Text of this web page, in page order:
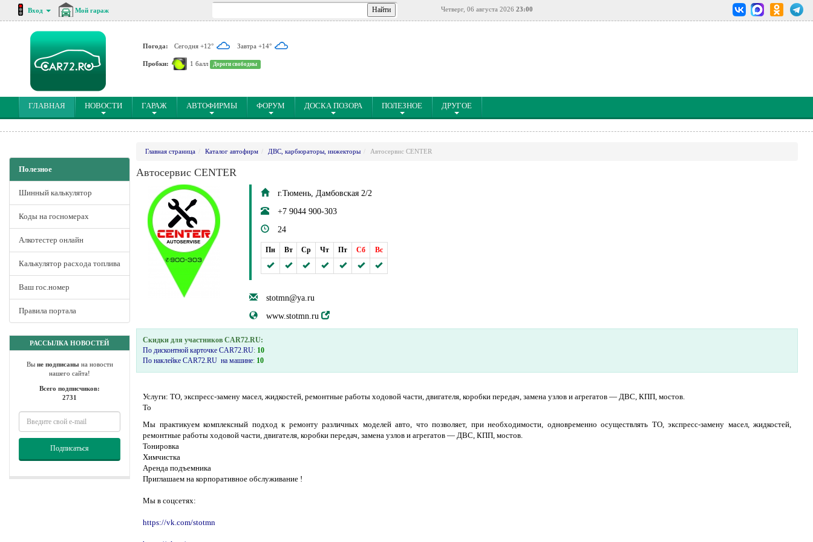
Вход Мой гараж Четверг, 06 августа 2026 23:00
Погода: Сегодня +12° Завтра +14°
Пробки: 1 балл Дороги свободны
ГЛАВНАЯ(CURRENT)
НОВОСТИ ГАРАЖ АВТОФИРМЫ ФОРУМ ДОСКА ПОЗОРА ПОЛЕЗНОЕ ДРУГОЕ
Полезное
Шинный калькулятор
Коды на госномерах
Алкотестер онлайн
Калькулятор расхода топлива
Ваш гос.номер
Правила портала
РАССЫЛКА НОВОСТЕЙ
Вы не подписанына новости
нашего сайта!
Всего подписчиков:
2731
Подписаться
Главная страница Каталог автофирм ДВС, карбюраторы, инжекторы Автосервис CENTER
Автосервис CENTER
г.Тюмень, Дамбовская 2/2
+7 9044 900-303
24
Пн Вт Ср Чт Пт Сб Вс
stotmn@ya.ru
www.stotmn.ru
Скидки для участников CAR72.RU:
По дисконтной карточке CAR72.RU: 10
По наклейке CAR72.RU на машине: 10
Услуги: ТО, экспресс-замену масел, жидкостей, ремонтные работы ходовой части, двигателя, коробки передач, замена узлов и агрегатов — ДВС, КПП, мостов.
То
Мы практикуем комплексный подход к ремонту различных моделей авто, что позволяет, при необходимости, одновременно осуществлять ТО, экспресс-замену масел, жидкостей,
ремонтные работы ходовой части, двигателя, коробки передач, замена узлов и агрегатов — ДВС, КПП, мостов.
Тонировка
Химчистка
Аренда подъемника
Приглашаем на корпоративное обслуживание !
Мы в соцсетях:
https://vk.com/stotmn